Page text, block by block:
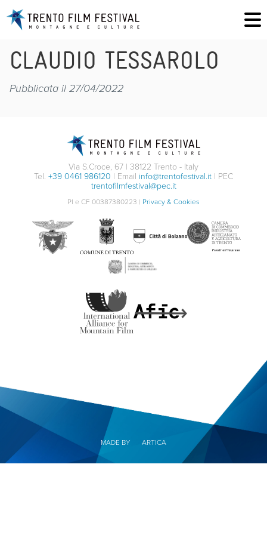
CLAUDIO TESSAROLO
Pubblicata il 27/04/2022
Via S.Croce, 67 | 38122 Trento - Italy
Tel. +39 0461 986120 | Email info@trentofestival.it | PEC
trentofilmfestival@pec.it
PI e CF 00387380223 | Privacy & Cookies
MADE BY ARTICA